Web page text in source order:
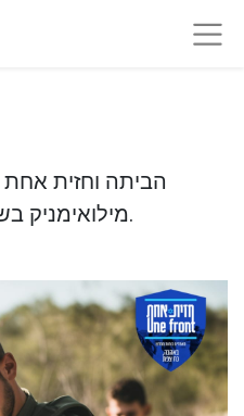
הביתה וחזית אחת
מילואימניק בשטח עם הלוחמים בפלוגה.